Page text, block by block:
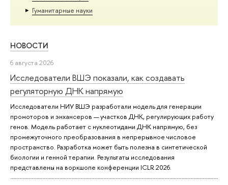
Гуманитарные науки
НОВОСТИ
6 августа 2026
Исследователи ВШЭ показали, как создавать
регуляторную ДНК напрямую
Исследователи НИУ ВШЭ разработали модель для генерации
промоторов и энхансеров — участков ДНК, регулирующих работу
генов. Модель работает с нуклеотидами ДНК напрямую, без
промежуточного преобразования в непрерывное числовое
пространство. Разработка может быть полезна в синтетической
биологии и генной терапии. Результаты исследования
представлены на воркшопе конференции ICLR 2026.